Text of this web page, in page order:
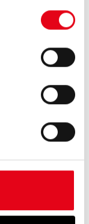
exkl. moms